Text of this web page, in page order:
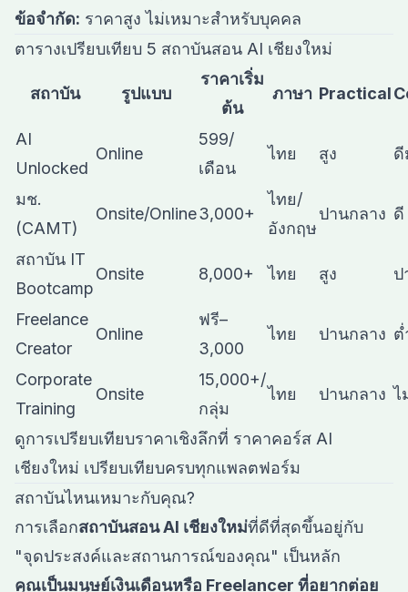
ข้อจำกัด: ราคาสูง ไม่เหมาะสำหรับบุคคล
ตารางเปรียบเทียบ 5 สถาบันสอน AI เชียงใหม่
สถาบัน รูปแบบ
ราคาเริ่ม
ต้น
ภาษา Practical
AI
Unlocked
Online
599/
เดือน
ไทย สูง ดี
มช.
(CAMT)
Onsite/Online3,000+
ไทย/
อังกฤษ
ปานกลาง ดี
สถาบัน IT
Bootcamp
Onsite 8,000+ ไทย สูง ป
Freelance
Creator
Online
ฟรี–
3,000
ไทย ปานกลาง ต่
Corporate
Training
Onsite
15,000+/
กลุ่ม
ไทย ปานกลาง ไ
ดูการเปรียบเทียบราคาเชิงลึกที่ ราคาคอร์ส AI
เชียงใหม่ เปรียบเทียบครบทุกแพลตฟอร์ม
สถาบันไหนเหมาะกับคุณ?
การเลือกสถาบันสอน AI เชียงใหม่ที่ดีที่สุดขึ้นอยู่กับ
"จุดประสงค์และสถานการณ์ของคุณ" เป็นหลัก
คุณเป็นมนุษย์เงินเดือนหรือ Freelancer ที่อยากต่อย